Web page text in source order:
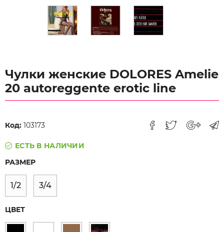
Чулки женские DOLORES Amelie
20 autoreggente erotic line
Код: 103173
ЕСТЬ В НАЛИЧИИ
РАЗМЕР
1/2 3/4
ЦВЕТ